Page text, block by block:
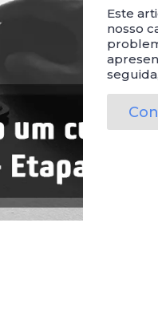
Este
nosso